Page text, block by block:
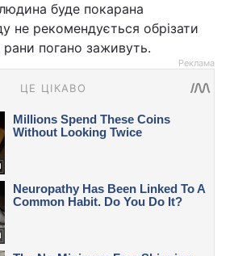
буде покарана
не рекомендується обрізати
рани погано заживуть.
Реклама